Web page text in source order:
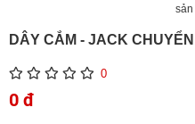
DÂY CẮM - JACK
0
0 đ